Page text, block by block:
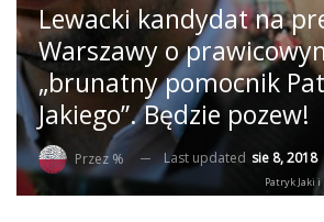
Lewacki kandydat na
Warszawy o
„brunatny pomocnik
Jakiego”. Będzie pozew!
Przez % Last updated sie 8, 2018
Patryk Jaki